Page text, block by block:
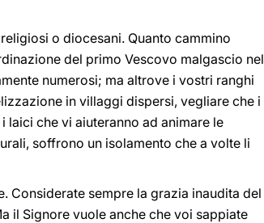
o diocesani. Quanto cammino
del primo Vescovo malgascio nel
numerosi; ma altrove i vostri ranghi
in villaggi dispersi, vegliare che i
che vi aiuteranno ad animare le
soffrono un isolamento che a volte li
Considerate sempre la grazia inaudita del
il Signore vuole anche che voi sappiate